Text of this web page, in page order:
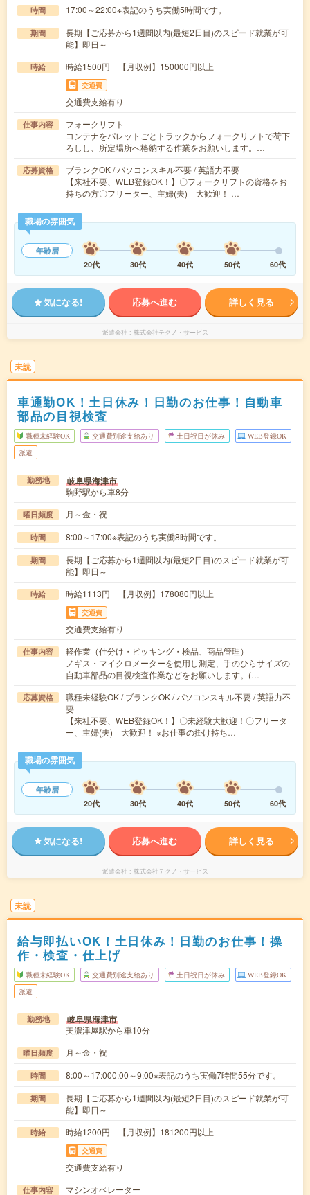
時間 17:00～22:00※表記のうち実働5時間です。
期間
長期【ご応募から1週間以内(最短2日目)のスピード就業が可
能】即日～
時給 時給1500円 【月収例】150000円以上
交通費
交通費支給有り
仕事内容
フォークリフト
コンテナをパレットごとトラックからフォークリフトで荷下
ろしし、所定場所へ格納する作業をお願いします。…
応募資格
ブランクOK / パソコンスキル不要 / 英語力不要
【来社不要、WEB登録OK！】〇フォークリフトの資格をお
持ちの方〇フリーター、主婦(夫) 大歓迎！ …
職場の雰囲気
年齢層
20代
30代 40代 50代 60代
気になる! 応募へ進む 詳しく見る
派遣会社 株式会社テクノ・サービス
未読
車通勤OK！土日休み！日勤のお仕事！自動車
部品の目視検査
職種未経験OK 交通費別途支給あり 土日祝日が休み WEB登録OK
派遣
勤務地 岐阜県海津市
駒野駅から車8分
曜日頻度 月～金・祝
時間 8:00～17:00※表記のうち実働8時間です。
期間
長期【ご応募から1週間以内(最短2日目)のスピード就業が可
能】即日～
時給 時給1113円 【月収例】178080円以上
交通費
交通費支給有り
仕事内容
軽作業（仕分け・ピッキング・検品、商品管理）
ノギス・マイクロメーターを使用し測定、手のひらサイズの
自動車部品の目視検査作業などをお願いします。(…
応募資格
職種未経験OK / ブランクOK / パソコンスキル不要 / 英語力不
要
【来社不要、WEB登録OK！】〇未経験大歓迎！〇フリータ
ー、主婦(夫) 大歓迎！ ※お仕事の掛け持ち…
職場の雰囲気
年齢層
20代
30代 40代 50代 60代
気になる! 応募へ進む 詳しく見る
派遣会社 株式会社テクノ・サービス
未読
給与即払いOK！土日休み！日勤のお仕事！操
作・検査・仕上げ
職種未経験OK 交通費別途支給あり 土日祝日が休み WEB登録OK
派遣
勤務地 岐阜県海津市
美濃津屋駅から車10分
曜日頻度 月～金・祝
時間 8:00～17:000:00～9:00※表記のうち実働7時間55分です。
期間
長期【ご応募から1週間以内(最短2日目)のスピード就業が可
能】即日～
時給 時給1200円 【月収例】181200円以上
交通費
交通費支給有り
仕事内容
マシンオペレーター